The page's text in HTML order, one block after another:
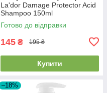
La'dor Damage Protector Acid
Shampoo 150ml
Готово до відправки
145 ₴ 195 ₴
Купити
–18%